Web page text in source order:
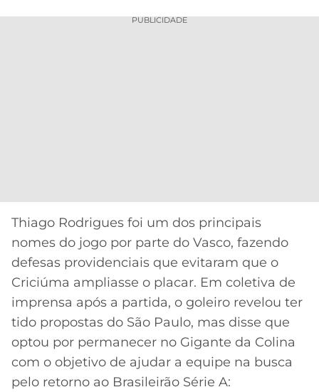
MELHORES
CASSINOS
ONLINE
2026
SANTOS
GRÊMIO
ATLÉTICO
MG
CRUZEIRO
CAMPEÕES
LALIGA
PUBLICIDADE
Thiago Rodrigues foi um dos principais
nomes do jogo por parte do Vasco, fazendo
defesas providenciais que evitaram que o
Criciúma ampliasse o placar. Em coletiva de
imprensa após a partida, o goleiro revelou ter
tido propostas do São Paulo, mas disse que
optou por permanecer no Gigante da Colina
com o objetivo de ajudar a equipe na busca
pelo retorno ao Brasileirão Série A: